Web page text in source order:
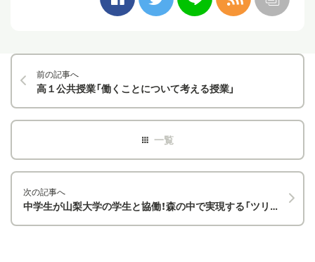
前の記事へ
高１公共授業「働くことについて考える授業」
次の記事へ
中学生が山梨大学の学生と協働！森の中で実現する「ツリーハウス」プロジェクトに込めた、生徒の主体性と創造性